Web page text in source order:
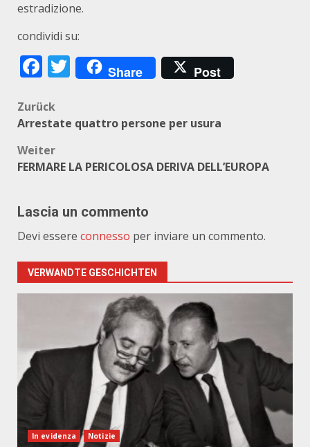
estradizione.
condividi su:
Facebook
Twitter
Share Post
Beitragsnavigation
Zurück
Arrestate quattro persone per usura
Weiter
FERMARE LA PERICOLOSA DERIVA DELL’EUROPA
Lascia un commento
Devi essere connesso per inviare un commento.
VERWANDTE GESCHICHTEN
In evidenza Notizie